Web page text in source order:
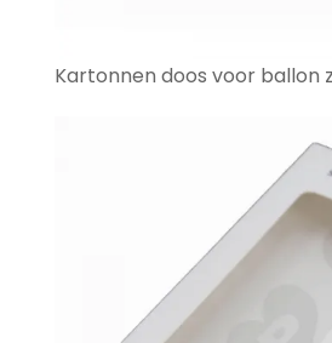
Kartonnen doos voor ballon